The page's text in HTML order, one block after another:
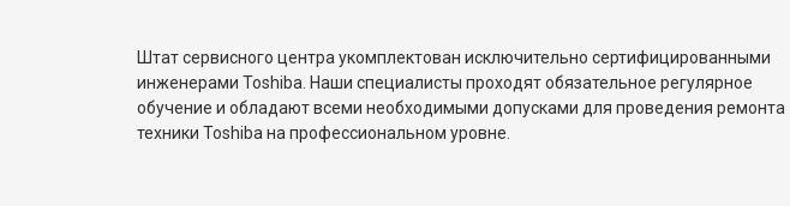
Штат сервисного центра укомплектован исключительно сертифицированными
инженерами Toshiba. Наши специалисты проходят обязательное регулярное
обучение и обладают всеми необходимыми допусками для проведения ремонта
техники Toshiba на профессиональном уровне.